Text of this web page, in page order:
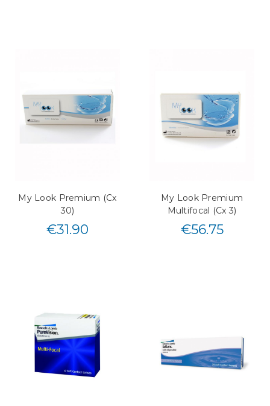
My Look Premium (Cx
30)
€31.90
My Look Premium
Multifocal (Cx 3)
€56.75